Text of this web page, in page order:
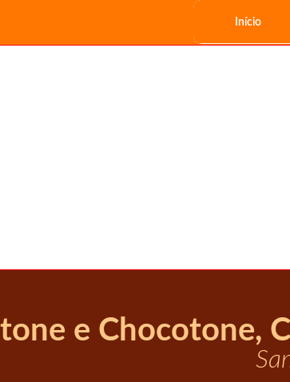
Início
e Chocotone,